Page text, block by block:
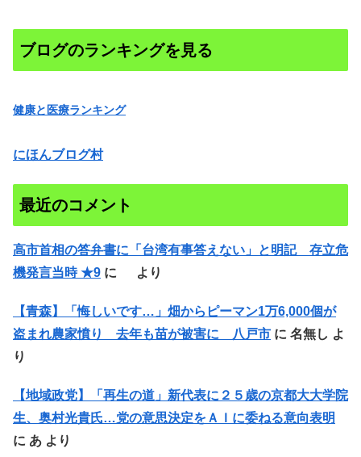
ブログのランキングを見る
健康と医療ランキング
にほんブログ村
最近のコメント
高市首相の答弁書に「台湾有事答えない」と明記 存立危
機発言当時 ★9 に より
【青森】「悔しいです…」畑からピーマン1万6,000個が
盗まれ農家憤り 去年も苗が被害に 八戸市 に 名無し よ
り
【地域政党】「再生の道」新代表に２５歳の京都大大学院
生、奥村光貴氏…党の意思決定をＡＩに委ねる意向表明
に あ より